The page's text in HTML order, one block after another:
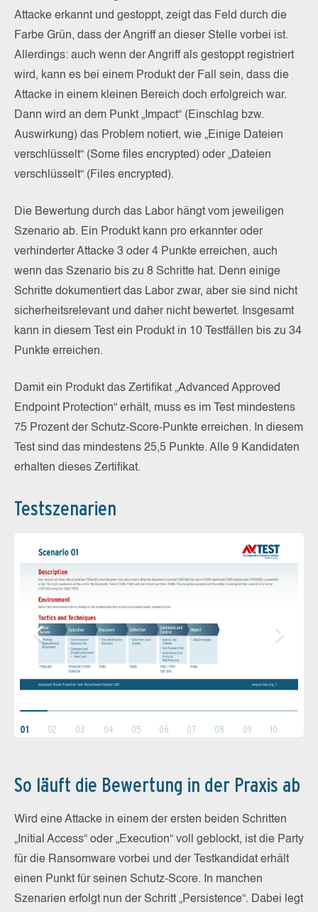
Attacke erkannt und gestoppt, zeigt das Feld durch die
Farbe Grün, dass der Angriff an dieser Stelle vorbei ist.
Allerdings: auch wenn der Angriff als gestoppt registriert
wird, kann es bei einem Produkt der Fall sein, dass die
Attacke in einem kleinen Bereich doch erfolgreich war.
Dann wird an dem Punkt „Impact“ (Einschlag bzw.
Auswirkung) das Problem notiert, wie „Einige Dateien
verschlüsselt“ (Some files encrypted) oder „Dateien
verschlüsselt“ (Files encrypted).
Die Bewertung durch das Labor hängt vom jeweiligen
Szenario ab. Ein Produkt kann pro erkannter oder
verhinderter Attacke 3 oder 4 Punkte erreichen, auch
wenn das Szenario bis zu 8 Schritte hat. Denn einige
Schritte dokumentiert das Labor zwar, aber sie sind nicht
sicherheitsrelevant und daher nicht bewertet. Insgesamt
kann in diesem Test ein Produkt in 10 Testfällen bis zu 34
Punkte erreichen.
Damit ein Produkt das Zertifikat „Advanced Approved
Endpoint Protection“ erhält, muss es im Test mindestens
75 Prozent der Schutz-Score-Punkte erreichen. In diesem
Test sind das mindestens 25,5 Punkte. Alle 9 Kandidaten
erhalten dieses Zertifikat.
Testszenarien
01 02 03 04 05 06 07 08 09 10
So läuft die Bewertung in der Praxis ab
Wird eine Attacke in einem der ersten beiden Schritten
„Initial Access“ oder „Execution“ voll geblockt, ist die Party
für die Ransomware vorbei und der Testkandidat erhält
einen Punkt für seinen Schutz-Score. In manchen
Szenarien erfolgt nun der Schritt „Persistence“. Dabei legt